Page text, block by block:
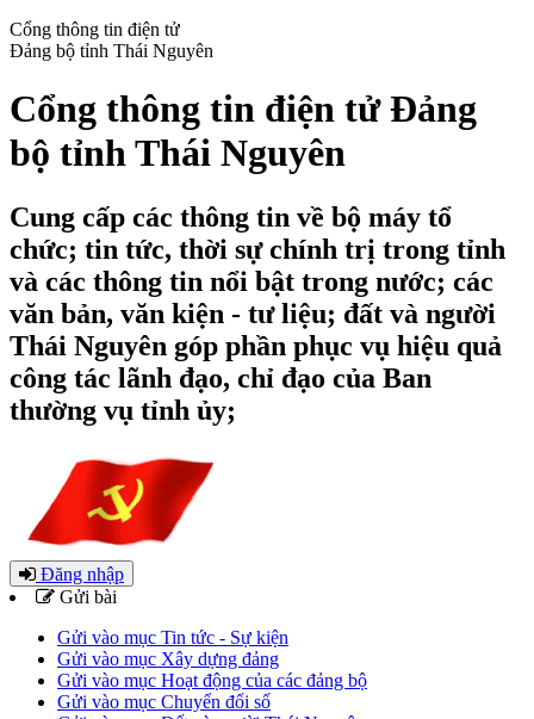
Cổng thông tin điện tử
Đảng bộ tỉnh Thái Nguyên
Cổng thông tin điện tử Đảng
bộ tỉnh Thái Nguyên
Cung cấp các thông tin về bộ máy tổ
chức; tin tức, thời sự chính trị trong tỉnh
và các thông tin nổi bật trong nước; các
văn bản, văn kiện - tư liệu; đất và người
Thái Nguyên góp phần phục vụ hiệu quả
công tác lãnh đạo, chỉ đạo của Ban
thường vụ tỉnh ủy;
Đăng nhập
Gửi bài
Gửi vào mục Tin tức - Sự kiện
Gửi vào mục Xây dựng đảng
Gửi vào mục Hoạt động của các đảng bộ
Gửi vào mục Chuyển đổi số